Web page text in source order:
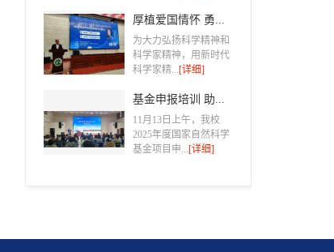
厚植爱国情怀 勇...
为大力弘扬科学精神和
科学家精神，用新时代
科学家精...[详细]
基金申报培训 助...
11月13日上午，我校
2025年度国家自然科学
基金项目申...[详细]